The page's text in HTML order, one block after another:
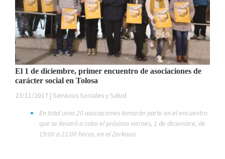
El 1 de diciembre, primer encuentro de asociaciones de
carácter social en Tolosa
23/11/2017 | Servicios Sociales y Salud
En total unas 20 asociaciones tomarán parte en el encuentro
que se llevará a cabo el próximo viernes, 1 de diciembre, de
19:00 a 21:00 horas, en el Zerkausi.